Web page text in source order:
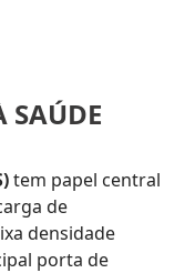
SAÚDE
tem papel central
de
densidade
porta de